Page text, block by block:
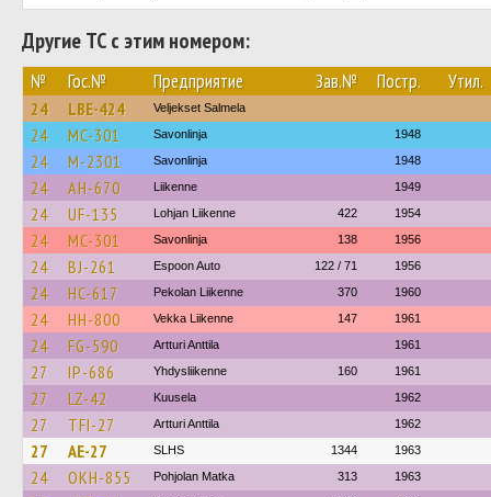
Другие ТС с этим номером:
№ Гос.№ Предприятие Зав.№ Постр. Утил.
24 LBE-424 Veljekset Salmela
24 MC-301 Savonlinja 1948
24 M-2301 Savonlinja 1948
24 AH-670 Liikenne 1949
24 UF-135 Lohjan Liikenne 422 1954
24 MC-301 Savonlinja 138 1956
24 BJ-261 Espoon Auto 122 / 71 1956
24 HC-617 Pekolan Liikenne 370 1960
24 HH-800 Vekka Liikenne 147 1961
24 FG-590 Artturi Anttila 1961
27 IP-686 Yhdysliikenne 160 1961
27 LZ-42 Kuusela 1962
27 TFI-27 Artturi Anttila 1962
27 AE-27 SLHS 1344 1963
24 OKH-855 Pohjolan Matka 313 1963